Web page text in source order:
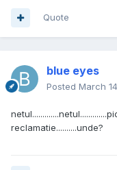
Quote
blue eyes
Posted March
reclamatie..........unde?